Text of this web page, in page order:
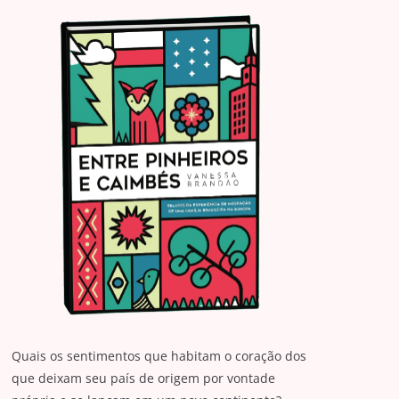
Quais os sentimentos que habitam o coração dos
que deixam seu país de origem por vontade